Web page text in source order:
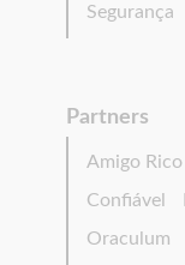
Segurança
Partners
Amigo Rico
Confiável
Oraculum